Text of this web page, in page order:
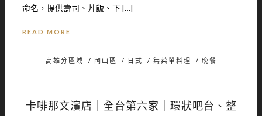
命名，提供壽司、丼飯、下 […]
READ MORE
高雄分區域 / 岡山區 / 日式 / 無菜單料理 / 晚餐
卡啡那文濱店｜全台第六家｜環狀吧台、整